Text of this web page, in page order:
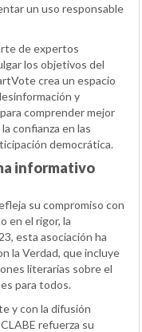
un uso responsable
de expertos
los objetivos del
crea un espacio
y
comprender mejor
confianza en las
democrática.
informativo
su compromiso con
en el rigor, la
esta asociación ha
la Verdad, que incluye
literarias sobre el
para todos.
y con la difusión
refuerza su